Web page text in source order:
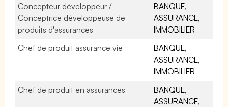
Concepteur développeur /
Conceptrice développeuse de
produits d'assurances
BANQUE,
ASSURANCE,
IMMOBILIER
Chef de produit assurance vie
BANQUE,
ASSURANCE,
IMMOBILIER
Chef de produit en assurances
BANQUE,
ASSURANCE,